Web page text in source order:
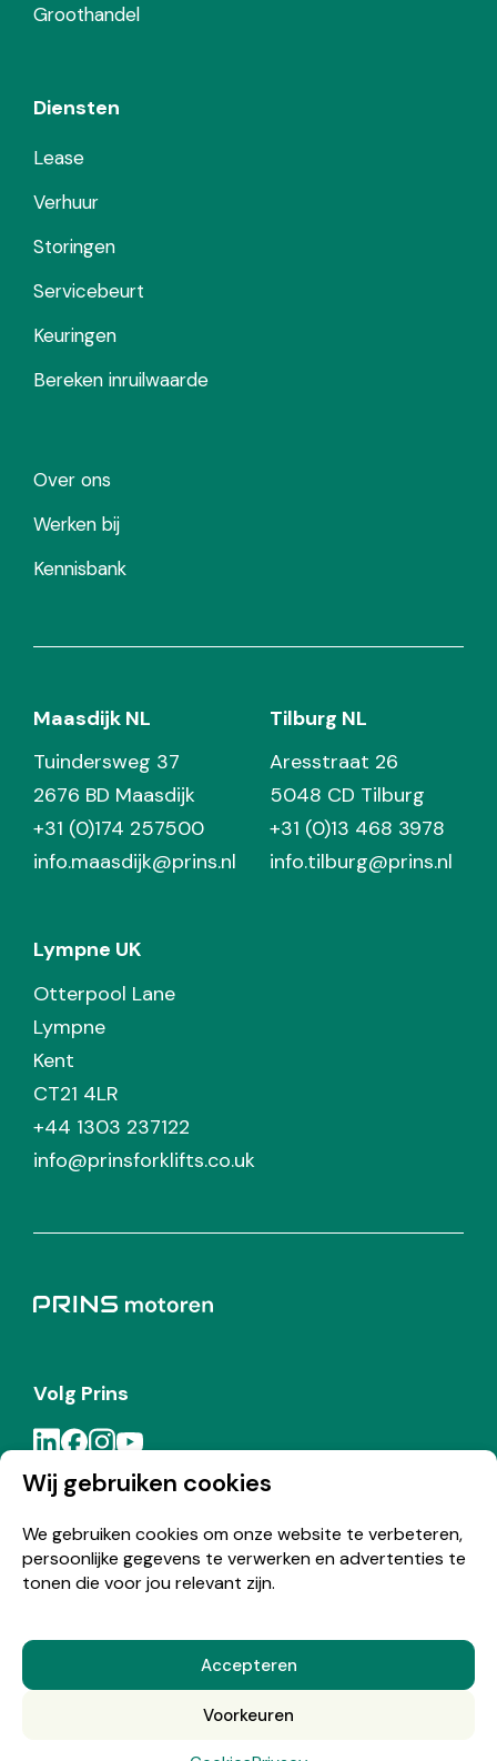
Wij gebruiken cookies
We gebruiken cookies om onze website te verbeteren,
persoonlijke gegevens te verwerken en advertenties te
tonen die voor jou relevant zijn.
Accepteren
Voorkeuren
Groothandel
Diensten
Lease
Verhuur
Storingen
Servicebeurt
Keuringen
Bereken inruilwaarde
Over ons
Werken bij
Kennisbank
Maasdijk NL
Tuindersweg 37
2676 BD Maasdijk
+31 (0)174 257500
info.maasdijk@prins.nl
Tilburg NL
Aresstraat 26
5048 CD Tilburg
+31 (0)13 468 3978
info.tilburg@prins.nl
Lympne UK
Otterpool Lane
Lympne
Kent
CT21 4LR
+44 1303 237122
info@prinsforklifts.co.uk
Volg Prins
Meld je aan voor de Prins nieuwsbrief
© Copyright 2026 Prins